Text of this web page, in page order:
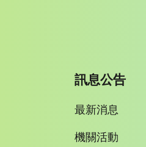
訊息公告
最新消息
機關活動